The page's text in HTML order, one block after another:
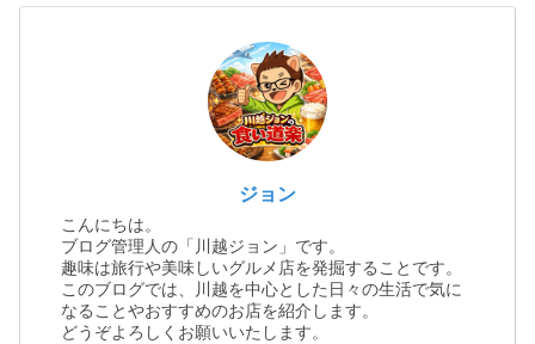
ジョン
こんにちは。
ブログ管理人の「川越ジョン」です。
趣味は旅行や美味しいグルメ店を発掘することです。
このブログでは、川越を中心とした日々の生活で気に
なることやおすすめのお店を紹介します。
どうぞよろしくお願いいたします。